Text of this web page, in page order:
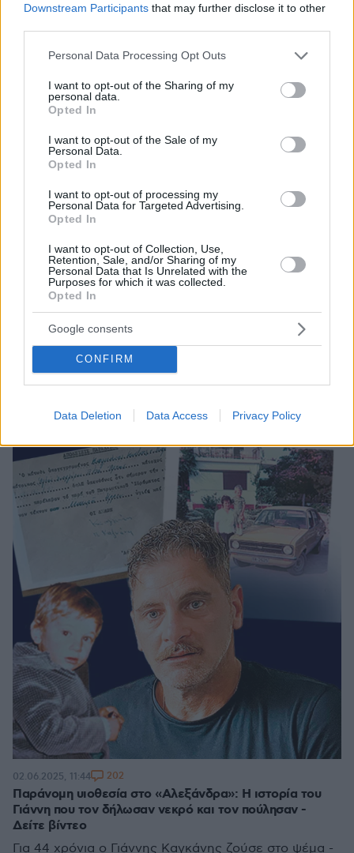
Downstream Participants that may further disclose it to other
Please note that this website/app uses one or more Google
not limited to your visit or usage behaviour. You may click to
grant or deny consent to Google and its third-party tags to
use your data for below specified purposes in below Google
consent section.
Personal Data Processing Opt Outs
I want to opt-out of the Sharing of my
personal data.
Opted In
I want to opt-out of the Sale of my
Personal Data.
Opted In
I want to opt-out of processing my
Personal Data for Targeted Advertising.
Opted In
I want to opt-out of Collection, Use,
Retention, Sale, and/or Sharing of my
Personal Data that Is Unrelated with the
Purposes for which it was collected.
Opted In
Google consents
CONFIRM
Data Deletion Data Access Privacy Policy
Στη Βουλή η υπόθεση του Γιάννη Καγκάνη που τον
δήλωσαν νεκρό και τον πούλησαν
Μετά την αποκάλυψη από το Πρώτο ΘΕΜΑ η
βουλευτής της «Νίκης», Ασπασία Κουρουπάκη,
κατέθεσε ερώτηση στη Βουλή για τις σκοτεινές
πρακτικές υιοθεσιών στην Ελλάδα
09.06.2025, 12:26 42
Παράνομη υιοθεσία στο «Αλεξάνδρα»: Η ιστορία του
Γιάννη που τον δήλωσαν νεκρό και τον πούλησαν -
Δείτε βίντεο
Για 44 χρόνια ο Γιάννης Καγκάνης ζούσε στο ψέμα -
02.06.2025, 11:44 202